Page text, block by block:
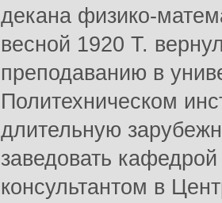
декана физико-
весной 1920 Т.
преподаванию в
Политехническом
длительную
заведовать
консультантом в